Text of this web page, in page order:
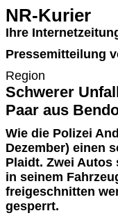
NR-Kurier
Ihre
Pressemitteilung
Region
Schwerer
Paar aus
Wie die Polizei
Dezember) einen
Plaidt. Zwei Autos
in seinem
freigeschnitten
gesperrt.